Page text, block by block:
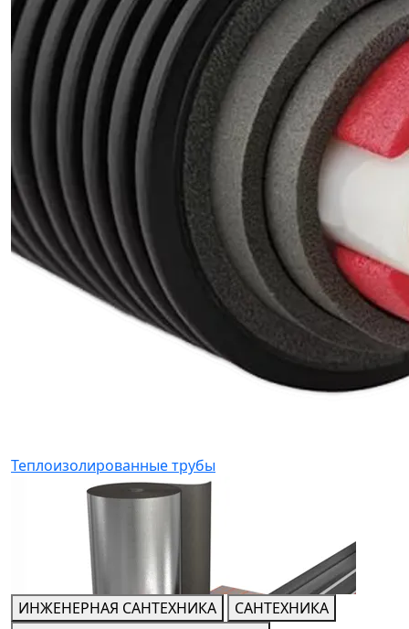
Теплоизолированные трубы
ИНЖЕНЕРНАЯ САНТЕХНИКА
САНТЕХНИКА